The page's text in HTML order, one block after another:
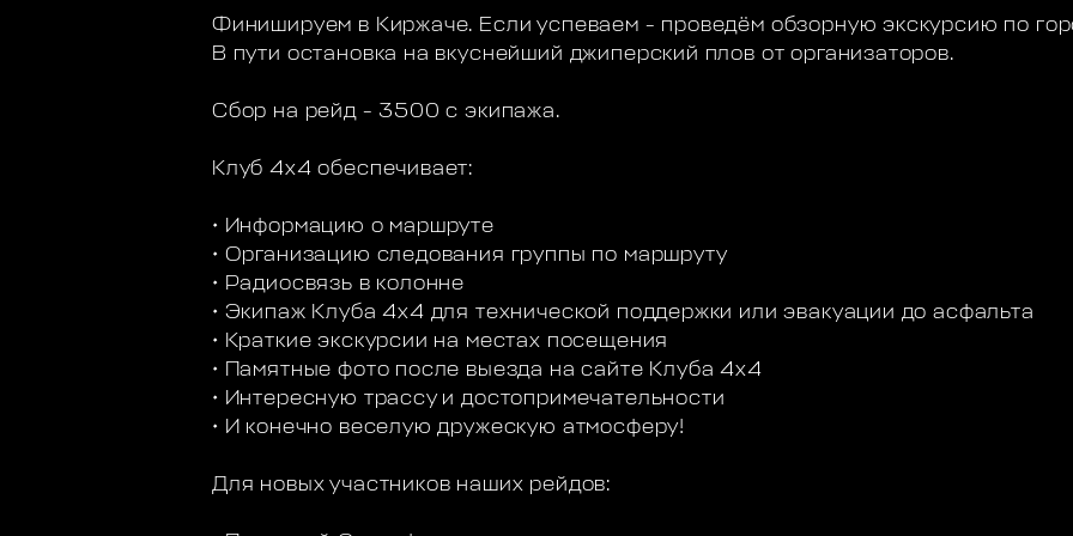
Финишируем в Киржаче. Если успеваем - проведём обзорную экскурсию по
В пути остановка на вкуснейший джиперский плов от организаторов.
Сбор на рейд - 3500 с экипажа.
Клуб 4х4 обеспечивает:
• Информацию о маршруте
• Организацию следования группы по маршруту
• Радиосвязь в колонне
• Экипаж Клуба 4х4 для технической поддержки или эвакуации до асфальта
• Краткие экскурсии на местах посещения
• Памятные фото после выезда на сайте Клуба 4х4
• Интересную трассу и достопримечательности
• И конечно веселую дружескую атмосферу!
Для новых участников наших рейдов: